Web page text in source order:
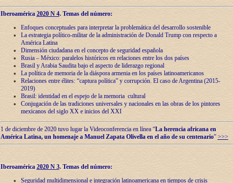
Iberoamérica 2020 N 4. Temas del número:
Enfoques conceptuales para interpretar la problemática del desarrollo sostenible
La estrategia político-militar de la administración de Donald Trump con respecto a
América Latina
Dimensión ciudadana en el concepto de seguridad española
Rusia – México: paralelos históricos en relaciones entre los dos países
Brasil y Arabia Saudita bajo el aspecto de liderazgo regional
La política de memoria de la diáspora armenia en los países latinoamericanos
Relaciones entre élites: “captura política” y corrupción. El caso de Argentina (2015-
2019)
Brasil: identidad en el espejo de la memoria cultural
Conjugación de las tradiciones universales y nacionales en las obras de los pintores
mexicanos del siglo XX e inicios del XXI
1 de diciembre de 2020 tuvo lugar la Videoconferencia en línea “La herencia africana en
América Latina, un homenaje a Manuel Zapata Olivella en el año de su centenario” >>>
Iberoamérica 2020 N 3.Temas del número:
Seguridad multidimensional e integración latinoamericana en tiempos de crisis